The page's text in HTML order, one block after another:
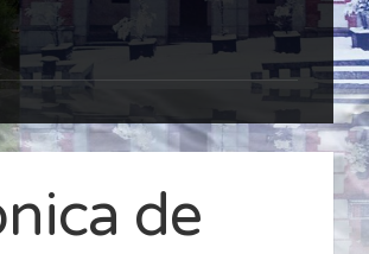
de